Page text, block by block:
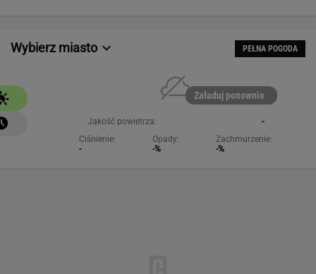
Wybierz miasto PEŁNA POGODA
Załaduj ponownie
Jakość powietrza:
-
Ciśnienie:
-
Opady:
-%
Zachmurzenie:
-%